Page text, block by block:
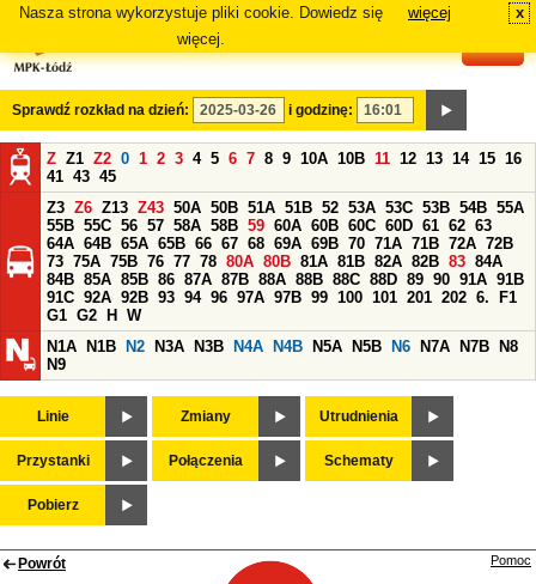
Nasza strona wykorzystuje pliki cookie. Dowiedz się
więcej.
więcej x
Sprawdź rozkład na dzień: i godzinę:
Z Z1 Z2 0 1 2 3 4 5 6 7 8 9 10A 10B 11 12 13 14 15 16
41 43 45
Z3 Z6 Z13 Z43 50A 50B 51A 51B 52 53A 53C 53B 54B 55A
55B 55C 56 57 58A 58B 59 60A 60B 60C 60D 61 62 63
64A 64B 65A 65B 66 67 68 69A 69B 70 71A 71B 72A 72B
73 75A 75B 76 77 78 80A 80B 81A 81B 82A 82B 83 84A
84B 85A 85B 86 87A 87B 88A 88B 88C 88D 89 90 91A 91B
91C 92A 92B 93 94 96 97A 97B 99 100 101 201 202 6.
F1
G1 G2 H
W
N1A
N1B N2 N3A N3B N4A N4B N5A N5B N6 N7A N7B
N8
N9
Linie Zmiany Utrudnienia
Przystanki Połączenia Schematy
Pobierz
Powrót Pomoc